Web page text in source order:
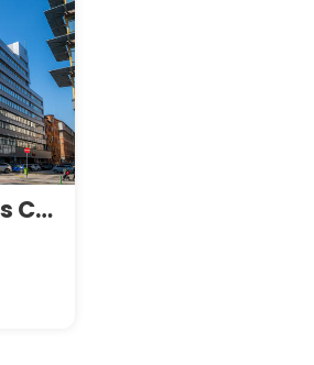
Westpoint Business Center